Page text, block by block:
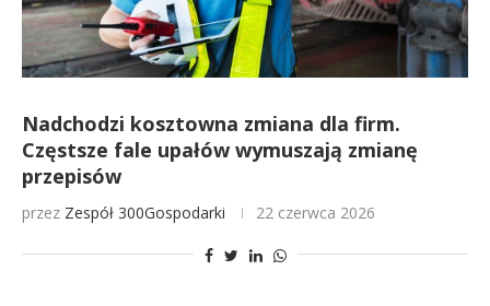
Nadchodzi kosztowna zmiana dla firm.
Częstsze fale upałów wymuszają zmianę
przepisów
przez Zespół 300Gospodarki 22 czerwca 2026